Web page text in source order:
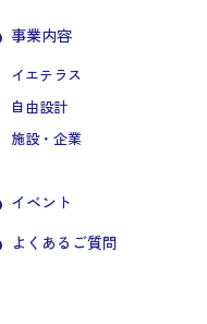
事業内容
イエテラス
自由設計
施設・企業
イベント
よくあるご質問